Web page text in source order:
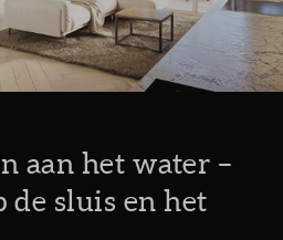
Inloggen
aan het water –
de sluis en het